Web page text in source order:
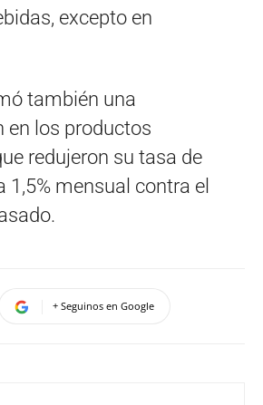
excepto en
también una
en los productos
redujeron su tasa de
mensual contra el
+ Seguinos en Google